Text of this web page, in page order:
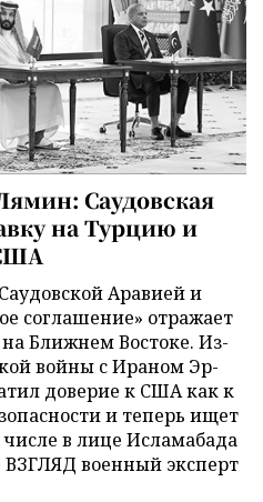
Саудовская
на Турцию и
Аравией и
соглашение» отражает
Ближнем Востоке. Из-
войны с Ираном Эр-
доверие к США как к
и теперь ищет
в лице Исламабада
ВЗГЛЯД военный эксперт